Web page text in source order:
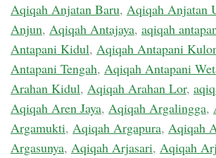
Aqiqah Anjatan Baru, Aqiqah Anjatan
Anjun, Aqiqah Antajaya, aqiqah
Antapani Kidul, Aqiqah Antapani
Antapani Tengah, Aqiqah Antapani
Arahan Kidul, Aqiqah Arahan Lor,
Aqiqah Aren Jaya, Aqiqah Argalingga,
Argamukti, Aqiqah Argapura, Aqiqah
Argasunya, Aqiqah Arjasari, Aqiqah